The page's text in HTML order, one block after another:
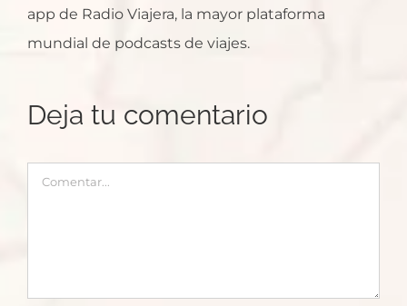
app de Radio Viajera, la mayor plataforma
mundial de podcasts de viajes.
Deja tu comentario
Comentar